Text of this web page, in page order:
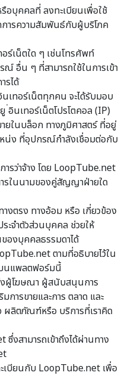
อบุคคลที่ ลงทะเบียนเพื่อใช้
ารความสัมพันธ์กับผู้บริโภค
เน็ตใด ๆ เช่นโทรศัพท์
อื่น ๆ ที่สามารถใช้ในการเข้า
รได้
ทอร์เน็ตทุกคน จะได้รับมอบ
อินเทอร์เน็ตโปรโตคอล (IP)
ยในบล็อก ทางภูมิศาสตร์ ที่อยู่
หน่ง ที่อุปกรณ์กำลังเชื่อมต่อกับ
รว่าจ้าง โดย LoopTube.net
รในนามของคู่สัญญาฝ่ายใด
งตรง ทางอ้อม หรือ เกี่ยวข้อง
ะจำตัวส่วนบุคคล ช่วยให้
องบุคคลธรรมดาได้
ตามที่อธิบายไว้ใน
นแพลตฟอร์มนี้
ผู้โฆษณา ผู้สนับสนุนการ
ารขายและการ ตลาด และ
ผลิตภัณฑ์หรือ บริการที่เราคิด
ซึ่งสามารถเข้าถึงได้ผ่านทาง
บียนกับ LoopTube.net เพื่อ